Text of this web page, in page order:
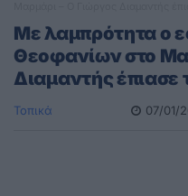
Με λαμπρότητα ο
Θεοφανίων στο
Διαμαντής έπιασε
Τοπικά 07/01/